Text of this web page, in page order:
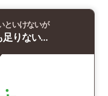
といけないが
足りない…